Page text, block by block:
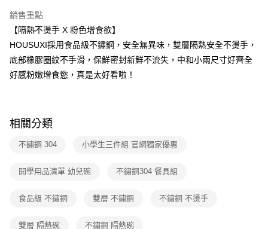
【注意事項】
用戶於交易時，得透過本服務購買商品或服務，並由商店將買賣／分期付款
買賣價金債權讓與本公司後，依約使用本公司帳單繳交帳款。
2.基於同意付款使用「大哥付你分期」之契約關係目的，商店將以您的個人
資料（包含姓名、電話或地址）提供予台灣大哥大進項蒐集、處理及利用，
２．訂單成立數日內，您將收到繳費通知簡訊。
３．收到繳費通知簡訊後14天內，點擊此簡訊中的連結，可透過四大超商／
ATM／網路銀行／等多元方式進行付款，方視為交易完成。
※ 請注意：結帳手續完成當下不需立刻繳費，但若您需要取消訂單，請聯絡
購買商品的店家。未經商家同意取消之訂單仍視為有效，需透過AFTEE先享
後付繳納相關費用。
※ 交易是否成功請以「AFTEE先享後付 」之結帳頁面顯示為準，若有關於
【注意事項】
１．透過由恩沛科技股份有限公司提供之「AFTEE先享後付」服務完成之交
易，需依本服務之必要範圍內提供個人資料，並將交易相關給付款項請求債
權轉讓予恩沛科技股份有限公司。
https://aftee.tw/terms/#terms3
「AFTEE先享後付」，若未經同意申辦者引起之損失，本公司不負相關責
任。
時審查核予不同之上限額度；若仍有額度不足之情形，本公司將視審查結果
每筆NT$80，滿NT$699(含以上)免運費
每筆NT$80，滿NT$699(含以上)免運費
付款後7-11取貨
每筆NT$100，滿NT$699(含以上)免運費
銷售重點
【隔熱不燙手 X 粉色增食欲】
HOUSUXI採用食品級不鏽鋼，安全無異味，雙層隔熱安全不燙手，
底部橡膠圈紋不手滑，保鮮密封新鮮不流失，中和小兩尺寸好齊全
好感粉嫩增食慾，真是太好看啦！
相關分類
不鏽鋼 304 小學生三件組 官網獨家優惠
開學用品清單 幼兒碗 不鏽鋼304 餐具組
食品級 不鏽鋼 雙層 不鏽鋼 不鏽鋼 不燙手
雙層 隔熱碗 不鏽鋼 隔熱碗